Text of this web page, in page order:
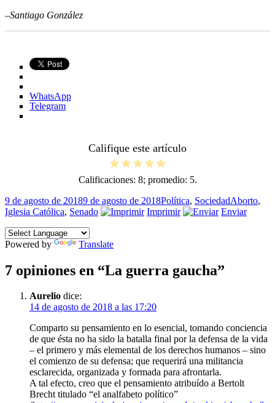
–Santiago González
WhatsApp
Telegram
Califique este artículo
Calificaciones: 8; promedio: 5.
Publicado
el
9 de agosto de 20189 de agosto de 2018Categorías
Política, SociedadEtiquetas
Aborto,
Iglesia Católica, Senado Imprimir Enviar
Powered by Translate
7 opiniones en “La guerra gaucha”
Aurelio dice:
14 de agosto de 2018 a las 17:20
Comparto su pensamiento en lo esencial, tomando conciencia
de que ésta no ha sido la batalla final por la defensa de la vida
– el primero y más elemental de los derechos humanos – sino
el comienzo de su defensa; que requerirá una militancia
esclarecida, organizada y formada para afrontarla.
A tal efecto, creo que el pensamiento atribuído a Bertolt
Brecht titulado “el analfabeto político”